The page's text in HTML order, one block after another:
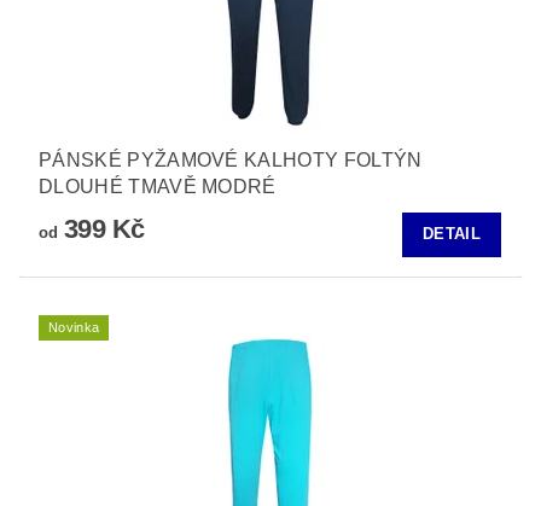
PÁNSKÉ PYŽAMOVÉ KALHOTY FOLTÝN
DLOUHÉ TMAVĚ MODRÉ
od 399 Kč DETAIL
Novinka